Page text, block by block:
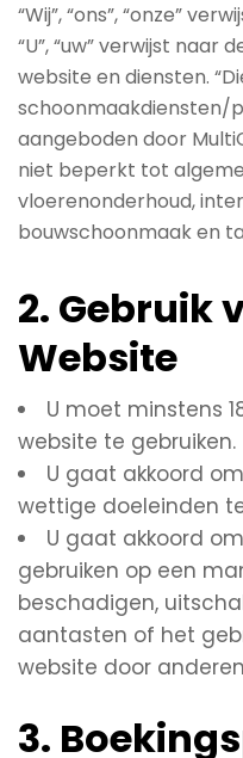
“Wij”, “ons”, “onze”
“U”, “uw” verwijst naar
website en diensten.
schoonmaakdiensten/
aangeboden door
niet beperkt tot
vloerenonderhoud,
bouwschoonmaak en
2. Gebruik
Website
U moet minstens
website te gebruiken.
U gaat akkoord
wettige doeleinden
U gaat akkoord
gebruiken op een
beschadigen,
aantasten of het
website door
3.